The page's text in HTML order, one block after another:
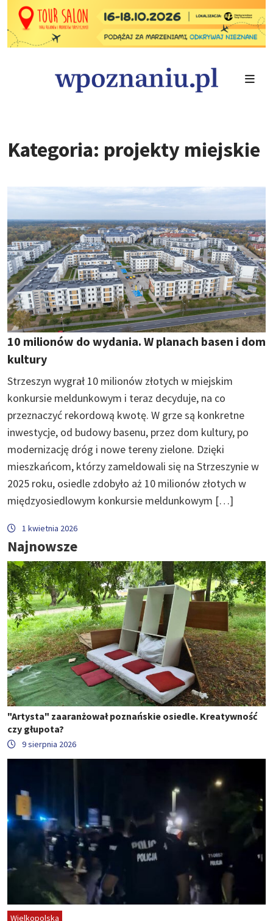
Kategoria: projekty miejskie
10 milionów do wydania. W planach basen i dom
kultury
Strzeszyn wygrał 10 milionów złotych w miejskim
konkursie meldunkowym i teraz decyduje, na co
przeznaczyć rekordową kwotę. W grze są konkretne
inwestycje, od budowy basenu, przez dom kultury, po
modernizację dróg i nowe tereny zielone. Dzięki
mieszkańcom, którzy zameldowali się na Strzeszynie w
2025 roku, osiedle zdobyło aż 10 milionów złotych w
międzyosiedlowym konkursie meldunkowym […]
1 kwietnia 2026
Najnowsze
"Artysta" zaaranżował poznańskie osiedle. Kreatywność
czy głupota?
9 sierpnia 2026
Wielkopolska